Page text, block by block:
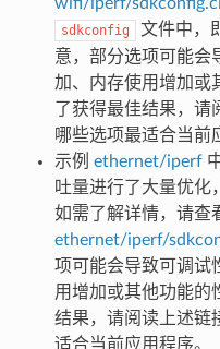
sdkconfig
文件中，
意，部分选项可能会
加、内存使用增加或
了获得最佳结果，
哪些选项最适合当前
示例 ethernet/iperf
吐量进行了大量优化
如需了解详情，请查
ethernet/iperf/
项可能会导致可调试
用增加或其他功能的
结果，请阅读上述链
适合当前应用程序。